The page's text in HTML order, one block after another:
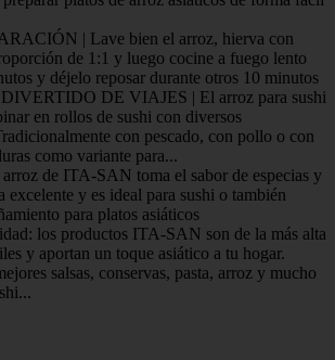
| Lave bien el arroz, hierva con
de 1:1 y luego cocine a fuego lento
y déjelo reposar durante otros 10 minutos
DE VIAJES | El arroz para sushi
en rollos de sushi con diversos
con pescado, con pollo o con
como variante para...
de ITA-SAN toma el sabor de especias y
excelente y es ideal para sushi o también
para platos asiáticos
los productos ITA-SAN son de la más alta
y aportan un toque asiático a tu hogar.
salsas, conservas, pasta, arroz y mucho